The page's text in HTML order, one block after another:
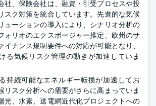
社、保険会社は、融資・引受プロセスや投
スク対策を統合しています。先進的な気候
ューションの導入により、シナリオ分析の
ォリオのエクスポージャー推定、欧州のサ
イナンス規制要件への対応が可能となり、
る気候リスク管理の動きが加速していま
持続可能なエネルギー転換が加速してお
リスク分析への需要がさらに高まっていま
光、水素、送電網近代化プロジェクトへの